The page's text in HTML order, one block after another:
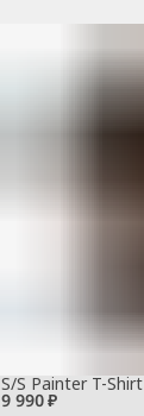
9 990 ₽
S/S Painter T-Shirt